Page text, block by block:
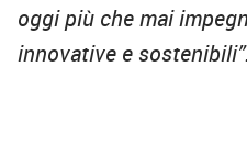
oggi più che mai
innovative e sostenibili”.